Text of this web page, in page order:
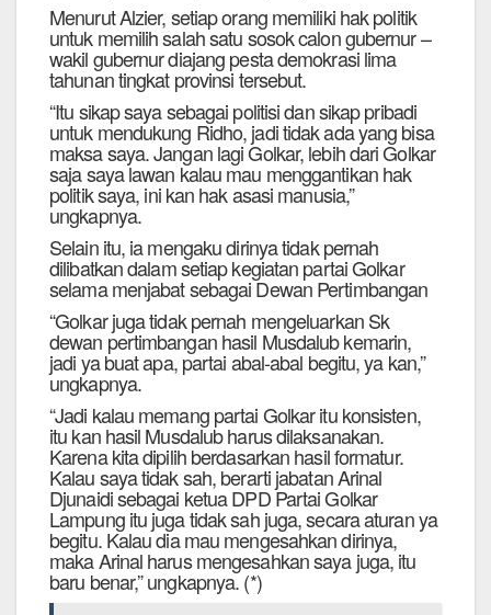
Menurut Alzier, setiap orang memiliki hak politik
untuk memilih salah satu sosok calon gubernur –
wakil gubernur diajang pesta demokrasi lima
tahunan tingkat provinsi tersebut.
“Itu sikap saya sebagai politisi dan sikap pribadi
untuk mendukung Ridho, jadi tidak ada yang bisa
maksa saya. Jangan lagi Golkar, lebih dari Golkar
saja saya lawan kalau mau menggantikan hak
politik saya, ini kan hak asasi manusia,”
ungkapnya.
Selain itu, ia mengaku dirinya tidak pernah
dilibatkan dalam setiap kegiatan partai Golkar
selama menjabat sebagai Dewan Pertimbangan
“Golkar juga tidak pernah mengeluarkan Sk
dewan pertimbangan hasil Musdalub kemarin,
jadi ya buat apa, partai abal-abal begitu, ya kan,”
ungkapnya.
“Jadi kalau memang partai Golkar itu konsisten,
itu kan hasil Musdalub harus dilaksanakan.
Karena kita dipilih berdasarkan hasil formatur.
Kalau saya tidak sah, berarti jabatan Arinal
Djunaidi sebagai ketua DPD Partai Golkar
Lampung itu juga tidak sah juga, secara aturan ya
begitu. Kalau dia mau mengesahkan dirinya,
maka Arinal harus mengesahkan saya juga, itu
baru benar,” ungkapnya. (*)